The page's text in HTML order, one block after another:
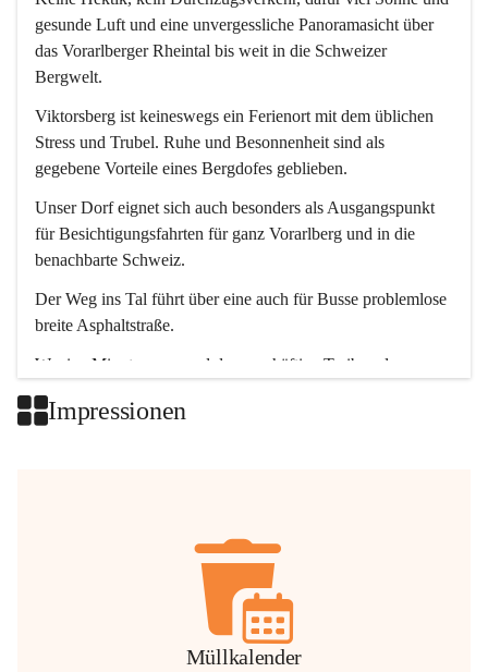
gesunde Luft und eine unvergessliche Panoramasicht über
das Vorarlberger Rheintal bis weit in die Schweizer
Bergwelt.
Viktorsberg ist keineswegs ein Ferienort mit dem üblichen
Stress und Trubel. Ruhe und Besonnenheit sind als
gegebene Vorteile eines Bergdofes geblieben.
Unser Dorf eignet sich auch besonders als Ausgangspunkt
für Besichtigungsfahrten für ganz Vorarlberg und in die
benachbarte Schweiz.
Der Weg ins Tal führt über eine auch für Busse problemlose
breite Asphaltstraße.
Wenige Minuten nur, und das geschäftige Treiben der
Impressionen
Müllkalender